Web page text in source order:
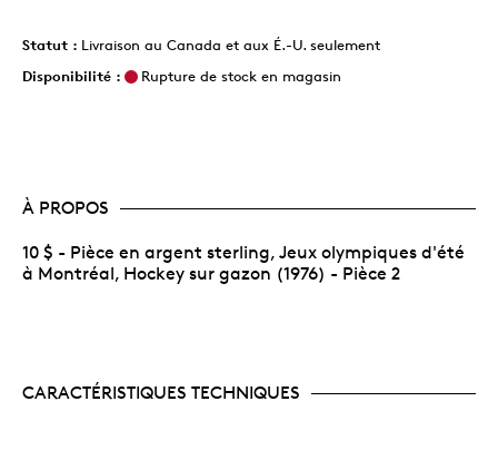
Statut : Livraison au Canada et aux É.-U. seulement
Disponibilité :
Rupture de stock en magasin
À PROPOS
10 $ - Pièce en argent sterling, Jeux olympiques d'été
à Montréal, Hockey sur gazon (1976) - Pièce 2
CARACTÉRISTIQUES TECHNIQUES